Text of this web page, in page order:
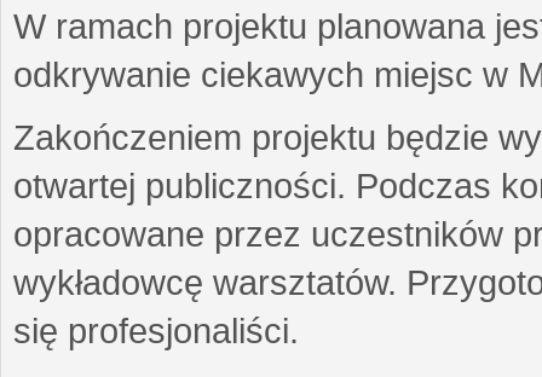
W ramach projektu planowana
odkrywanie ciekawych miejsc w
Zakończeniem projektu będzie
otwartej publiczności. Podczas
opracowane przez uczestników
wykładowcę warsztatów.
się profesjonaliści.